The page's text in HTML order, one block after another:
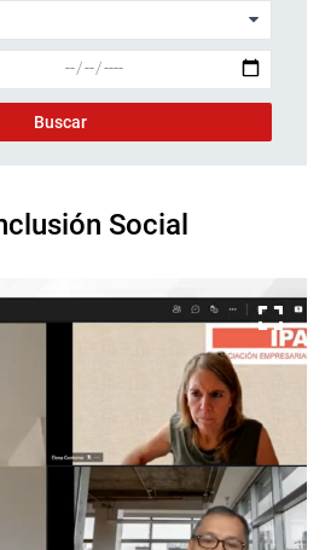
Social